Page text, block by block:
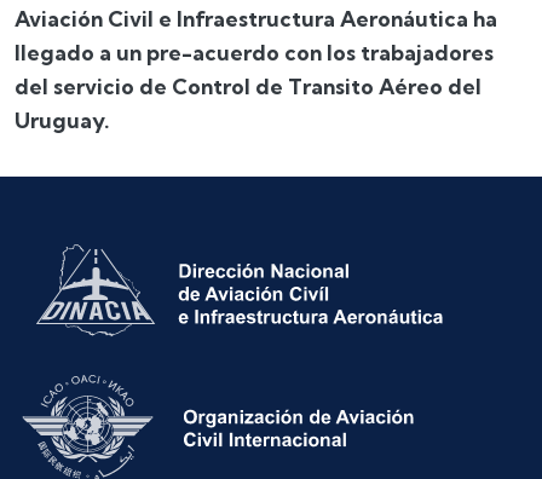
Aviación Civil e Infraestructura Aeronáutica ha
llegado a un pre-acuerdo con los trabajadores
del servicio de Control de Transito Aéreo del
Uruguay.